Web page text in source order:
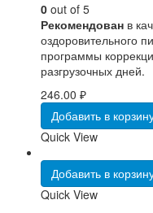
0 out of 5
Рекомендован в
оздоровительного
программы
разгрузочных дней.
246.00 ₽
Добавить в
Quick View
Добавить в
Quick View